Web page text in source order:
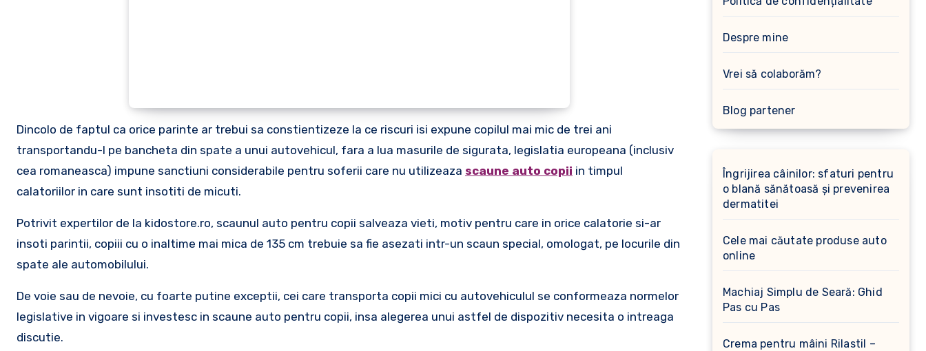
Dincolo de faptul ca orice parinte ar trebui sa constientizeze la ce riscuri isi expune copilul mai mic de trei ani
transportandu-l pe bancheta din spate a unui autovehicul, fara a lua masurile de sigurata, legislatia europeana (inclusiv
cea romaneasca) impune sanctiuni considerabile pentru soferii care nu utilizeaza scaune auto copii in timpul
calatoriilor in care sunt insotiti de micuti.
Potrivit expertilor de la kidostore.ro, scaunul auto pentru copii salveaza vieti, motiv pentru care in orice calatorie si-ar
insoti parintii, copiii cu o inaltime mai mica de 135 cm trebuie sa fie asezati intr-un scaun special, omologat, pe locurile din
spate ale automobilului.
De voie sau de nevoie, cu foarte putine exceptii, cei care transporta copii mici cu autovehiculul se conformeaza normelor
legislative in vigoare si investesc in scaune auto pentru copii, insa alegerea unui astfel de dispozitiv necesita o intreaga
discutie.
Despre mine
Vrei să colaborăm?
Blog partener
Îngrijirea câinilor: sfaturi pentru
o blană sănătoasă și prevenirea
dermatitei
Cele mai căutate produse auto
online
Machiaj Simplu de Seară: Ghid
Pas cu Pas
Crema pentru mâini Rilastil –